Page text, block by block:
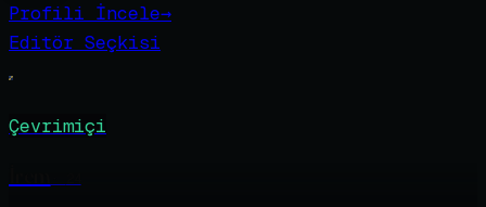
Profili İncele→
Editör Seçkisi
Çevrimiçi